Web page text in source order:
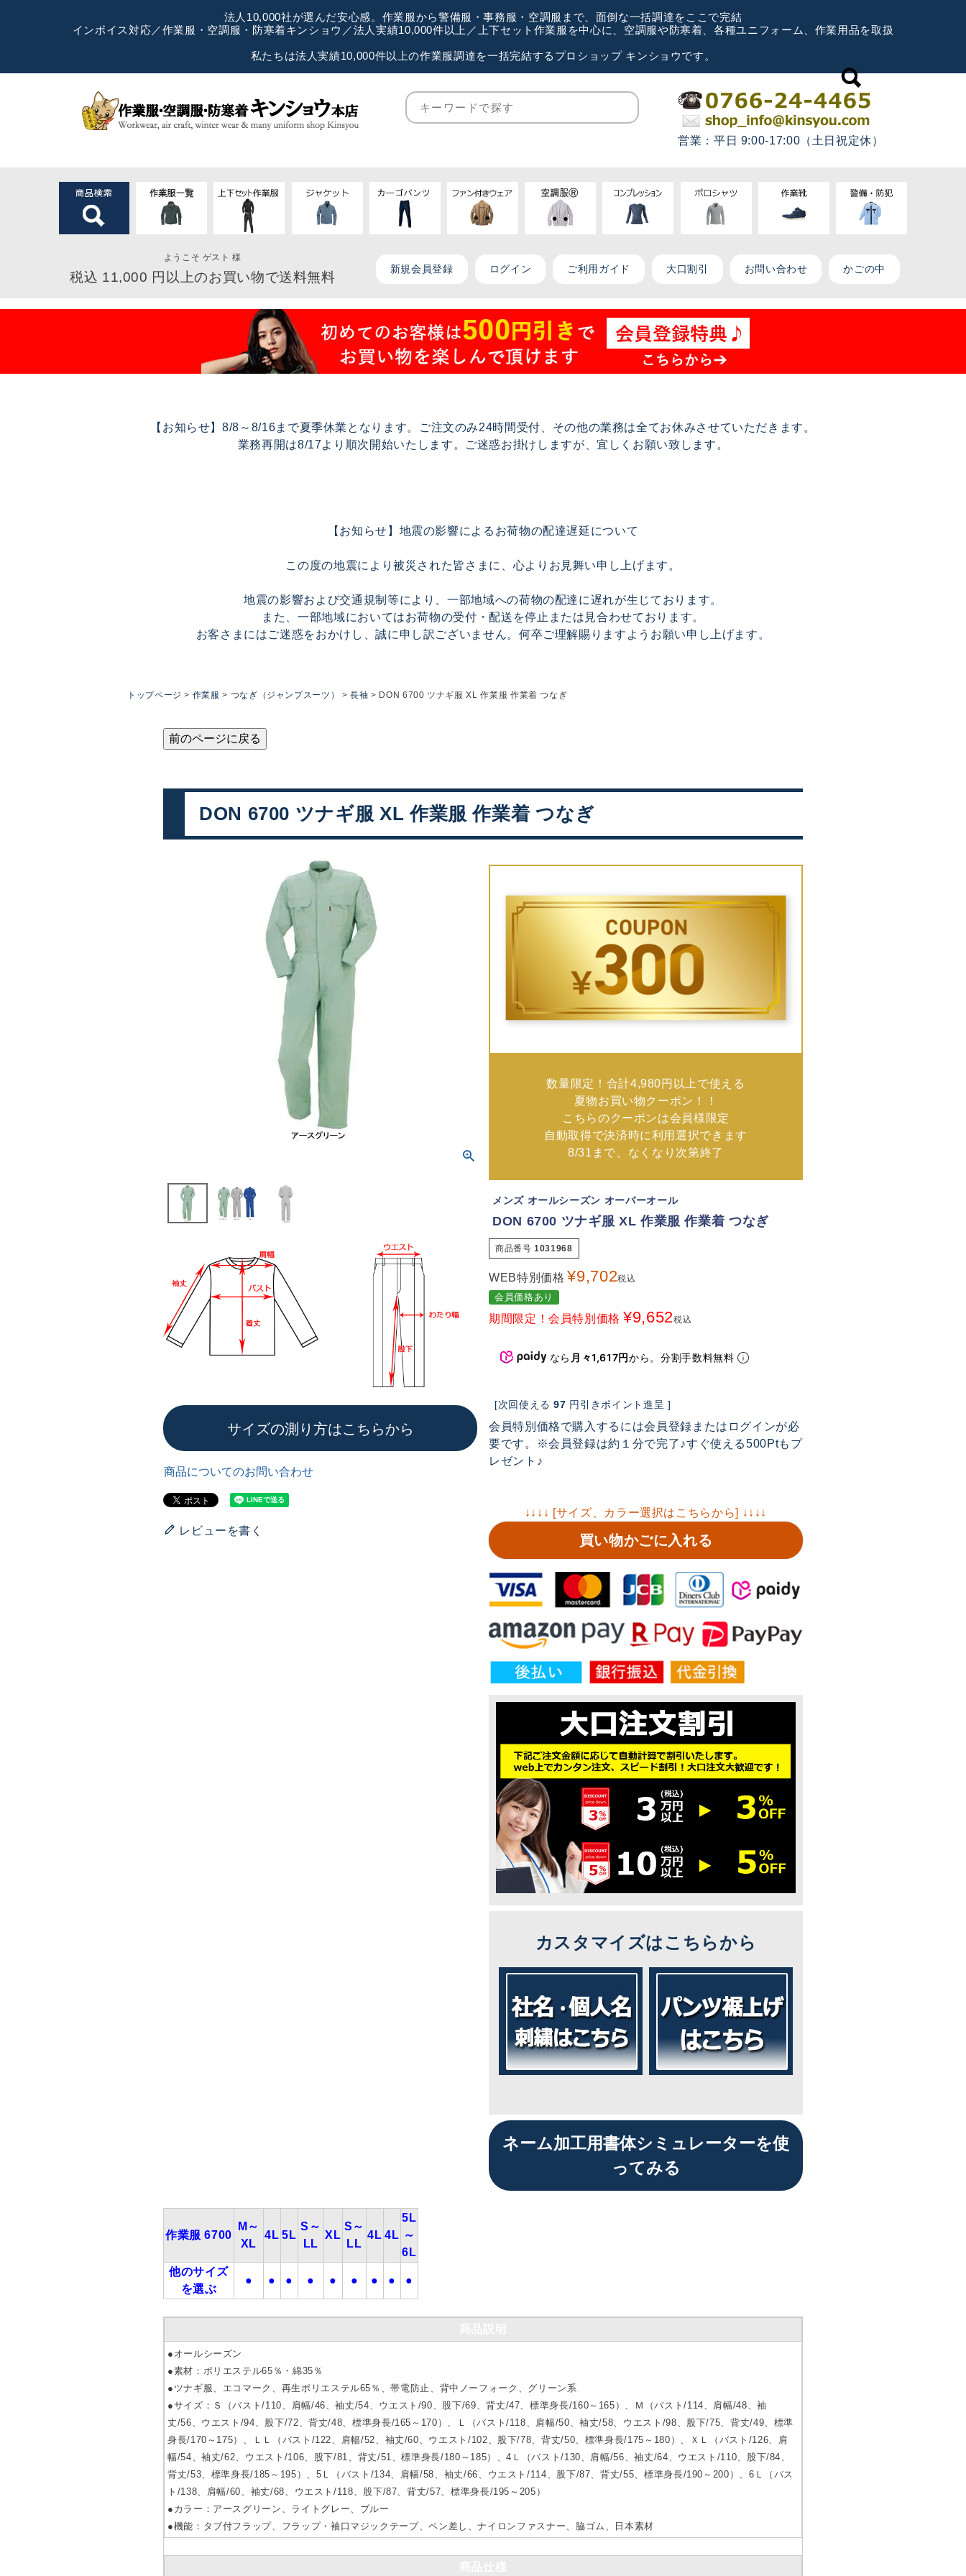
法人10,000社が選んだ安心感。作業服から警備服・事務服・空調服まで、面倒な一括調達をここで完結
インボイス対応／作業服・空調服・防寒着キンショウ／法人実績10,000件以上／上下セット作業服を中心に、空調服や防寒着、各種ユニフォーム、作業用品を取扱
私たちは法人実績10,000件以上の作業服調達を一括完結するプロショップ キンショウです。
営業：平日 9:00-17:00（土日祝定休）
ようこそ ゲスト 様
税込 11,000 円以上のお買い物で送料無料
新規会員登録 ログイン ご利用ガイド 大口割引 お問い合わせ かごの中
【お知らせ】8/8～8/16まで夏季休業となります。ご注文のみ24時間受付、その他の業務は全てお休みさせていただきます。
業務再開は8/17より順次開始いたします。ご迷惑お掛けしますが、宜しくお願い致します。
【お知らせ】地震の影響によるお荷物の配達遅延について
この度の地震により被災された皆さまに、心よりお見舞い申し上げます。
地震の影響および交通規制等により、一部地域への荷物の配達に遅れが生じております。
また、一部地域においてはお荷物の受付・配送を停止または見合わせております。
お客さまにはご迷惑をおかけし、誠に申し訳ございません。何卒ご理解賜りますようお願い申し上げます。
トップページ 作業服 つなぎ（ジャンプスーツ） 長袖 DON 6700 ツナギ服 XL 作業服 作業着 つなぎ
前のページに戻る
DON 6700 ツナギ服 XL 作業服 作業着 つなぎ
サイズの測り方はこちらから
商品についてのお問い合わせ
レビューを書く
数量限定！合計4,980円以上で使える
夏物お買い物クーポン！！
こちらのクーポンは会員様限定
自動取得で決済時に利用選択できます
8/31まで、なくなり次第終了
メンズ オールシーズン オーバーオール
DON 6700 ツナギ服 XL 作業服 作業着 つなぎ
商品番号 1031968
WEB特別価格 ¥9,702税込
会員価格あり
期間限定！会員特別価格 ¥9,652税込
なら 月々1,617円から。分割手数料無料
[次回使える 97 円引きポイント進呈 ]
会員特別価格で購入するには会員登録またはログインが必
要です。※会員登録は約１分で完了♪すぐ使える500Ptもプ
レゼント♪
↓↓↓↓ [サイズ、カラー選択はこちらから] ↓↓↓↓
買い物かごに入れる
カスタマイズはこちらから
ネーム加工用書体シミュレーターを使
ってみる
作業服 6700
M～
XL
4L 5L
S～
LL
XL
S～
LL
4L 4L
5L
～
6L
他のサイズ
を選ぶ
● ● ● ● ● ● ● ● ●
●オールシーズン
●素材：ポリエステル65％・綿35％
●ツナギ服、エコマーク、再生ポリエステル65％、帯電防止、背中ノーフォーク、グリーン系
●サイズ：Ｓ（バスト/110、肩幅/46、袖丈/54、ウエスト/90、股下/69、背丈/47、標準身長/160～165）、Ｍ（バスト/114、肩幅/48、袖
丈/56、ウエスト/94、股下/72、背丈/48、標準身長/165～170）、Ｌ（バスト/118、肩幅/50、袖丈/58、ウエスト/98、股下/75、背丈/49、標準
身長/170～175）、ＬＬ（バスト/122、肩幅/52、袖丈/60、ウエスト/102、股下/78、背丈/50、標準身長/175～180）、ＸＬ（バスト/126、肩
幅/54、袖丈/62、ウエスト/106、股下/81、背丈/51、標準身長/180～185）、4Ｌ（バスト/130、肩幅/56、袖丈/64、ウエスト/110、股下/84、
背丈/53、標準身長/185～195）、5Ｌ（バスト/134、肩幅/58、袖丈/66、ウエスト/114、股下/87、背丈/55、標準身長/190～200）、6Ｌ（バス
ト/138、肩幅/60、袖丈/68、ウエスト/118、股下/87、背丈/57、標準身長/195～205）
●カラー：アースグリーン、ライトグレー、ブルー
●機能：タブ付フラップ、フラップ・袖口マジックテープ、ペン差し、ナイロンファスナー、脇ゴム、日本素材